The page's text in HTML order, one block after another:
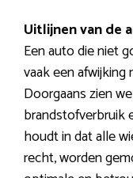
Uitlijnen van de
Een auto die niet
vaak een afwijking
Doorgaans zien
brandstofverbruik
houdt in dat alle
recht, worden